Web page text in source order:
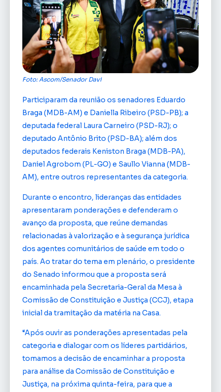
Foto: Ascom/Senador Davi
Participaram da reunião os senadores Eduardo
Braga (MDB-AM) e Daniella Ribeiro (PSD-PB); a
deputada federal Laura Carneiro (PSD-RJ); o
deputado Antônio Brito (PSD-BA); além dos
deputados federais Keniston Braga (MDB-PA),
Daniel Agrobom (PL-GO) e Saullo Vianna (MDB-
AM), entre outros representantes da categoria.
Durante o encontro, lideranças das entidades
apresentaram ponderações e defenderam o
avanço da proposta, que reúne demandas
relacionadas à valorização e à segurança jurídica
dos agentes comunitários de saúde em todo o
país. Ao tratar do tema em plenário, o presidente
do Senado informou que a proposta será
encaminhada pela Secretaria-Geral da Mesa à
Comissão de Constituição e Justiça (CCJ), etapa
inicial da tramitação da matéria na Casa.
“Após ouvir as ponderações apresentadas pela
categoria e dialogar com os líderes partidários,
tomamos a decisão de encaminhar a proposta
para análise da Comissão de Constituição e
Justiça, na próxima quinta-feira, para que a